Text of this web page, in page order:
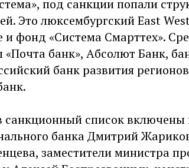
под санкции попали
Это люксембургский East
и фонд «Система Смарттех».
банк», Абсолют Банк,
банк развития
список включены
банка Дмитрий
заместители министра